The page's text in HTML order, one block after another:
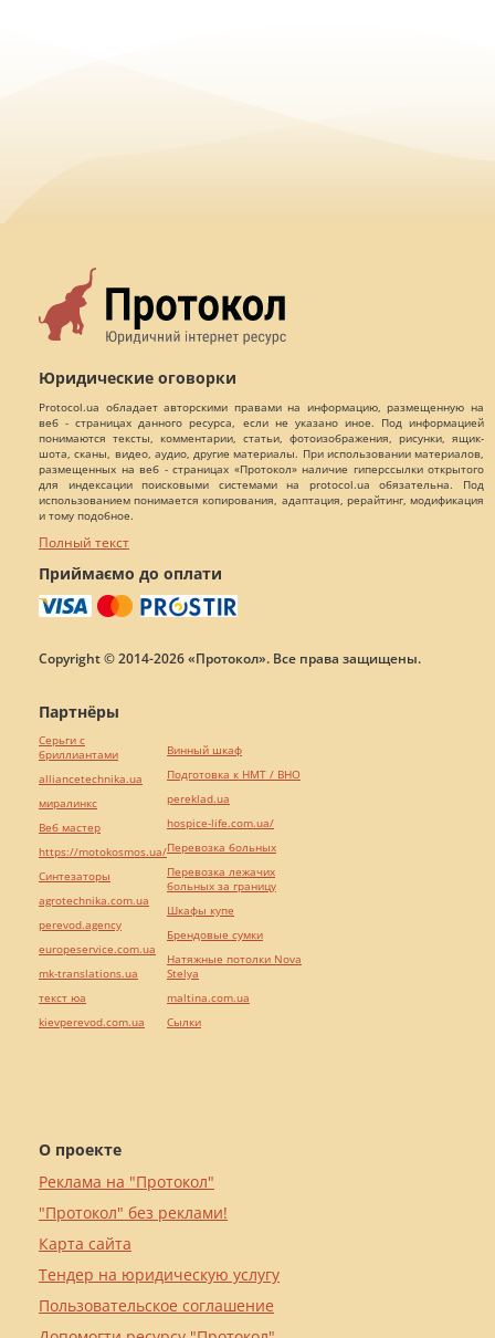
Юридические оговорки
Protocol.ua обладает авторскими правами на информацию, размещенную на
веб - страницах данного ресурса, если не указано иное. Под информацией
понимаются тексты, комментарии, статьи, фотоизображения, рисунки, ящик-
шота, сканы, видео, аудио, другие материалы. При использовании материалов,
размещенных на веб - страницах «Протокол» наличие гиперссылки открытого
для индексации поисковыми системами на protocol.ua обязательна. Под
использованием понимается копирования, адаптация, рерайтинг, модификация
и тому подобное.
Полный текст
Приймаємо до оплати
Copyright © 2014-2026 «Протокол». Все права защищены.
О проекте
Реклама на "Протокол"
"Протокол" без реклами!
Карта сайта
Тендер на юридическую услугу
Пользовательское соглашение
Партнёры
Серьги с
бриллиантами
alliancetechnika.ua
миралинкс
Веб мастер
https://motokosmos.ua/
Синтезаторы
agrotechnika.com.ua
perevod.agency
europeservice.com.ua
mk-translations.ua
текст юа
kievperevod.com.ua
Винный шкаф
Подготовка к НМТ / ВНО
pereklad.ua
hospice-life.com.ua/
Перевозка больных
Перевозка лежачих
больных за границу
Шкафы купе
Брендовые сумки
Натяжные потолки Nova
Stelya
maltina.com.ua
Cылки